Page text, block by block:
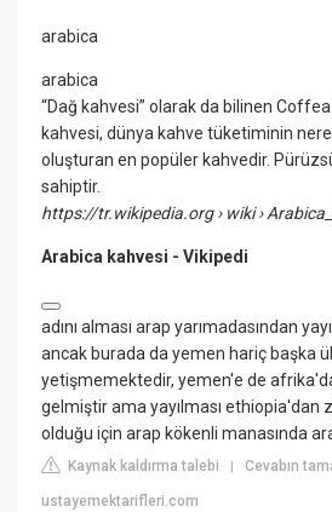
arabica
arabica
“Dağ kahvesi” olarak da bilinen
kahvesi, dünya kahve tüketiminin
oluşturan en popüler kahvedir.
sahiptir.
https://tr.wikipedia.org› wiki ›
Arabica kahvesi - Vikipedi
adını alması arap yarımadasından
ancak burada da yemen hariç başka
yetişmemektedir, yemen'e de
gelmiştir ama yayılması ethiopia'dan
olduğu için arap kökenli manasında
Kaynak kaldırma talebi |Cevabın
ustayemektarifleri.com